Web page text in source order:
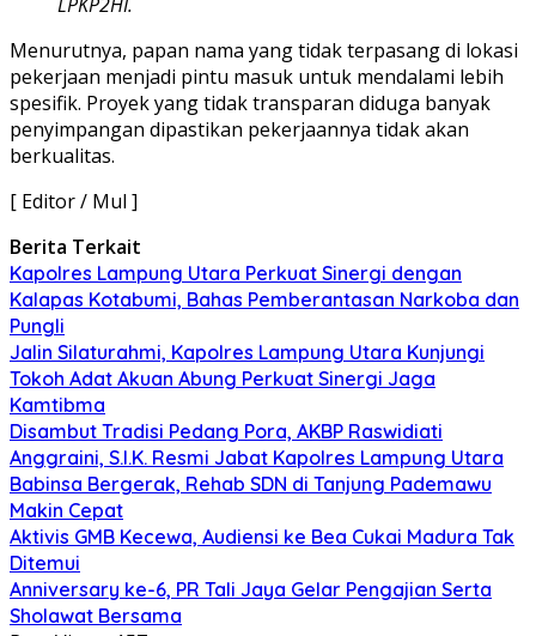
Menurutnya, papan nama yang tidak terpasang di lokasi
pekerjaan menjadi pintu masuk untuk mendalami lebih
spesifik. Proyek yang tidak transparan diduga banyak
penyimpangan dipastikan pekerjaannya tidak akan
berkualitas.
[ Editor / Mul ]
Berita Terkait
Kapolres Lampung Utara Perkuat Sinergi dengan
Kalapas Kotabumi, Bahas Pemberantasan Narkoba dan
Pungli
Jalin Silaturahmi, Kapolres Lampung Utara Kunjungi
Tokoh Adat Akuan Abung Perkuat Sinergi Jaga
Kamtibma
Disambut Tradisi Pedang Pora, AKBP Raswidiati
Anggraini, S.I.K. Resmi Jabat Kapolres Lampung Utara
Babinsa Bergerak, Rehab SDN di Tanjung Pademawu
Makin Cepat
Aktivis GMB Kecewa, Audiensi ke Bea Cukai Madura Tak
Ditemui
Anniversary ke-6, PR Tali Jaya Gelar Pengajian Serta
Sholawat Bersama